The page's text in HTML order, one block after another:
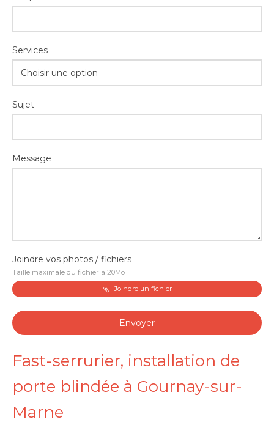
Services
Choisir une option
Sujet
Message
Joindre vos photos / fichiers
Taille maximale du fichier à 20Mo
Joindre un fichier
Envoyer
Fast-serrurier, installation de
porte blindée à Gournay-sur-
Marne